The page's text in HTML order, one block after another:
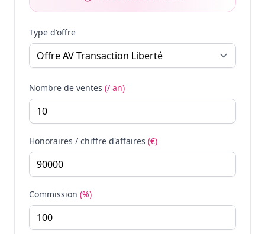
Type d'offre
Nombre de ventes (/ an)
Honoraires / chiffre d'affaires (€)
Commission (%)